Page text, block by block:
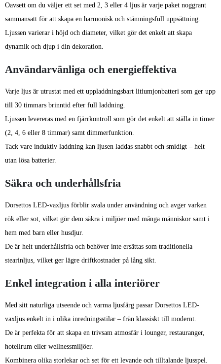
Oavsett om du väljer ett set med 2, 3 eller 4 ljus är varje paket noggrant
sammansatt för att skapa en harmonisk och stämningsfull uppsättning.
Ljussen varierar i höjd och diameter, vilket gör det enkelt att skapa
dynamik och djup i din dekoration.
Användarvänliga och energieffektiva
Varje ljus är utrustat med ett uppladdningsbart litiumjonbatteri som ger upp
till 30 timmars brinntid efter full laddning.
Ljussen levereras med en fjärrkontroll som gör det enkelt att ställa in timer
(2, 4, 6 eller 8 timmar) samt dimmerfunktion.
Tack vare induktiv laddning kan ljusen laddas snabbt och smidigt – helt
utan lösa batterier.
Säkra och underhållsfria
Dorsettos LED-vaxljus förblir svala under användning och avger varken
rök eller sot, vilket gör dem säkra i miljöer med många människor samt i
hem med barn eller husdjur.
De är helt underhållsfria och behöver inte ersättas som traditionella
stearinljus, vilket ger lägre driftkostnader på lång sikt.
Enkel integration i alla interiörer
Med sitt naturliga utseende och varma ljusfärg passar Dorsettos LED-
vaxljus enkelt in i olika inredningsstilar – från klassiskt till modernt.
De är perfekta för att skapa en trivsam atmosfär i lounger, restauranger,
hotellrum eller wellnessmiljöer.
Kombinera olika storlekar och set för ett levande och tilltalande ljusspel.